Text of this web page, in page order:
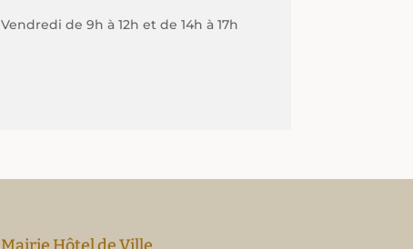
Vendredi de 9h à 12h et de 14h à 17h